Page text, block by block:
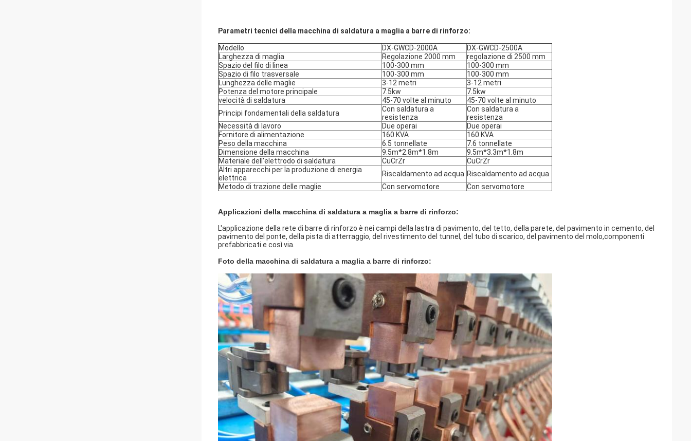
Parametri tecnici della macchina di saldatura a maglia a barre di rinforzo:
Modello DX-GWCD-2000A
DX-GWCD-2500A
Larghezza di maglia
Regolazione 2000 mm
regolazione di 2500 mm
Spazio del filo di linea
100-300 mm
100-300 mm
Spazio di filo trasversale
100-300 mm
100-300 mm
Lunghezza delle maglie
3-12 metri
3-12 metri
Potenza del motore principale
7.5kw
7.5kw
velocità di saldatura
45-70 volte al minuto
45-70 volte al minuto
Principi fondamentali della saldatura
Con saldatura a
resistenza
Con saldatura a
resistenza
Necessità di lavoro
Due operai
Due operai
Fornitore di alimentazione
160 KVA
160 KVA
Peso della macchina
6.5 tonnellate
7.6 tonnellate
Dimensione della macchina
9.5m*2.8m*1.8m
9.5m*3.3m*1.8m
Materiale dell'elettrodo di saldatura
CuCrZr
CuCrZr
Altri apparecchi per la produzione di energia
elettrica
Riscaldamento ad acqua Riscaldamento ad acqua
Metodo di trazione delle maglie
Con servomotore Con servomotore
Applicazioni della macchina di saldatura a maglia a barre di rinforzo:
L'applicazione della rete di barre di rinforzo è nei campi della lastra di pavimento, del tetto, della parete, del pavimento in cemento, del
pavimento del ponte, della pista di atterraggio, del rivestimento del tunnel, del tubo di scarico, del pavimento del molo,componenti
prefabbricati e così via.
Foto della macchina di saldatura a maglia a barre di rinforzo: